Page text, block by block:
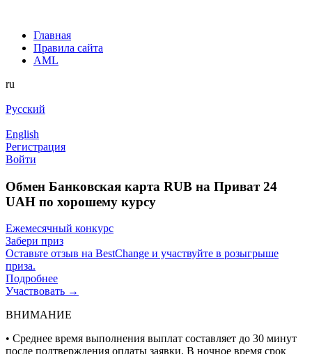
Главная
Правила сайта
AML
ru
Русский
English
Регистрация
Войти
Обмен Банковская карта RUB на Приват 24
UAH по хорошему курсу
Ежемесячный конкурс
Забери приз
Оставьте отзыв на BestChange и участвуйте в розыгрыше
приза.
Подробнее
Участвовать →
ВНИМАНИЕ
• Среднее время выполнения выплат составляет до 30 минут
после подтверждения оплаты заявки. В ночное время срок